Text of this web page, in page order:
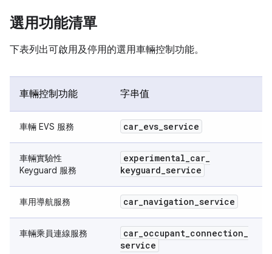
選用功能清單
下表列出可啟用及停用的選用車輛控制功能。
車輛控制功能 字串值
車輛 EVS 服務 car_evs_service
車輛實驗性
Keyguard 服務
experimental_car_
keyguard_service
車用導航服務 car_navigation_service
車輛乘員連線服務 car_occupant_connection_
service